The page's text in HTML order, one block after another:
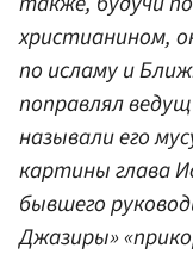
христианином,
по исламу и
поправлял
называли его
картины глава
бывшего
Джазиры»